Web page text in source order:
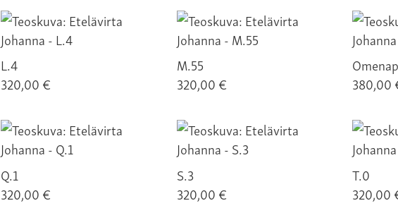
L.4
320,00 €
M.55
320,00 €
380,00
Q.1
320,00 €
S.3
320,00 €
T.0
320,00